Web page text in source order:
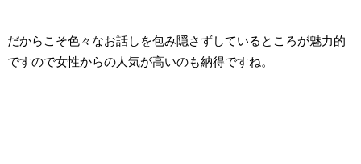
だからこそ色々なお話しを包み隠さずしているところが魅力的
ですので女性からの人気が高いのも納得ですね。